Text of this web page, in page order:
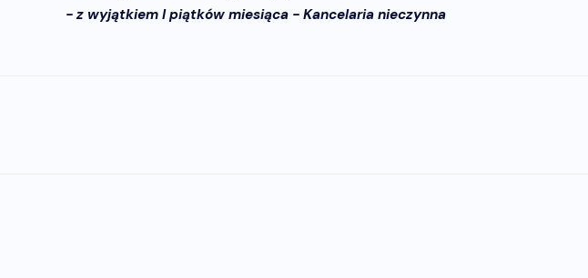
- z wyjątkiem I piątków miesiąca - Kancelaria nieczynna